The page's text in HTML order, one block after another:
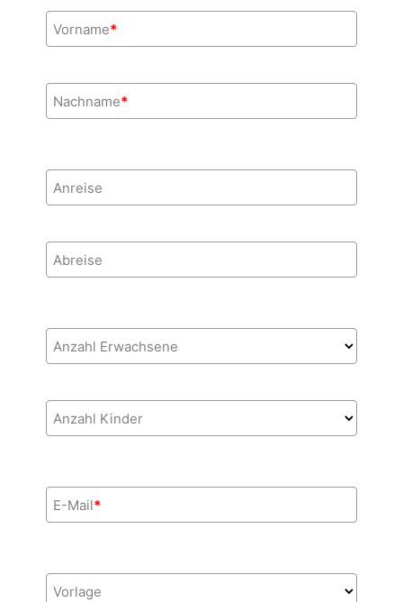
Vorname*
Nachname*
Anreise
Abreise
Anzahl Erwachsene
Anzahl Kinder
E-Mail*
Vorlage